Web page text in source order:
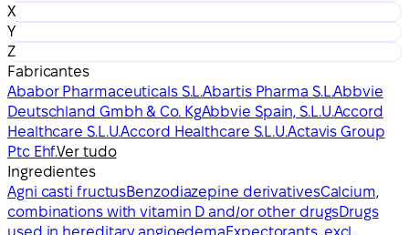
X
Y
Z
Fabricantes
Ababor Pharmaceuticals S.L.Abartis Pharma S.L.Abbvie
Deutschland Gmbh & Co. KgAbbvie Spain, S.L.U.Accord
Healthcare S.L.U.Accord Healthcare S.L.U.Actavis Group
Ptc Ehf.Ver tudo
Ingredientes
Agni casti fructusBenzodiazepine derivativesCalcium,
combinations with vitamin D and/or other drugsDrugs
used in hereditary angioedemaExpectorants, excl.